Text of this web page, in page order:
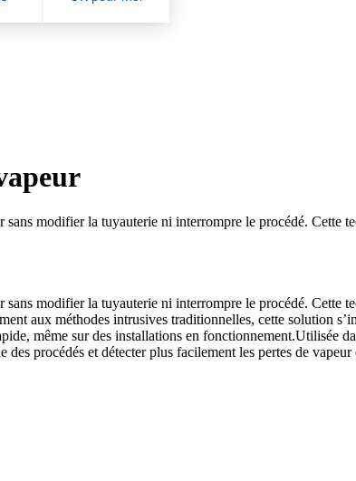
modifier la tuyauterie ni interrompre le procédé. Cette
modifier la tuyauterie ni interrompre le procédé. Cette
aux méthodes intrusives traditionnelles, cette solution
même sur des installations en fonctionnement.Utilisée
procédés et détecter plus facilement les pertes de vapeur